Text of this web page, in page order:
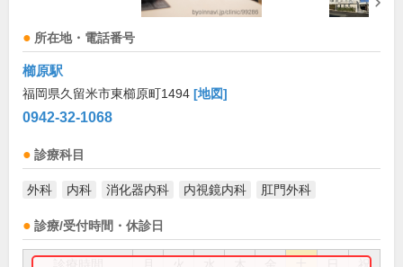
所在地・電話番号
櫛原駅
福岡県久留米市東櫛原町1494 [地図]
0942-32-1068
診療科目
外科 内科 消化器内科 内視鏡内科 肛門外科
診療/受付時間・休診日